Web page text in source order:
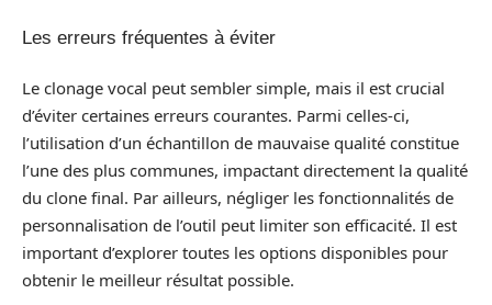
Les erreurs fréquentes à éviter
Le clonage vocal peut sembler simple, mais il est crucial
d’éviter certaines erreurs courantes. Parmi celles-ci,
l’utilisation d’un échantillon de mauvaise qualité constitue
l’une des plus communes, impactant directement la qualité
du clone final. Par ailleurs, négliger les fonctionnalités de
personnalisation de l’outil peut limiter son efficacité. Il est
important d’explorer toutes les options disponibles pour
obtenir le meilleur résultat possible.